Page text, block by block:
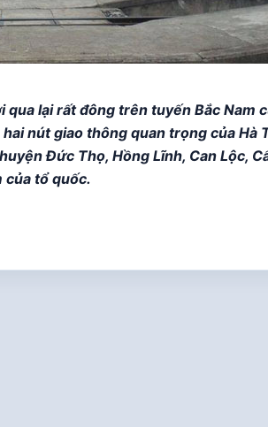
lại rất đông trên tuyến Bắc Nam
nút giao thông quan trọng của Hà
Đức Thọ, Hồng Lĩnh, Can Lộc,
của tổ quốc.